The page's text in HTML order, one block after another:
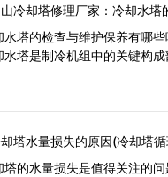
冷却塔修理厂家​：冷却水
水塔的检查与维护保养有哪
水塔是制冷机组中的关键构
塔水量损失的原因(冷却塔
塔的水量损失是值得关注的